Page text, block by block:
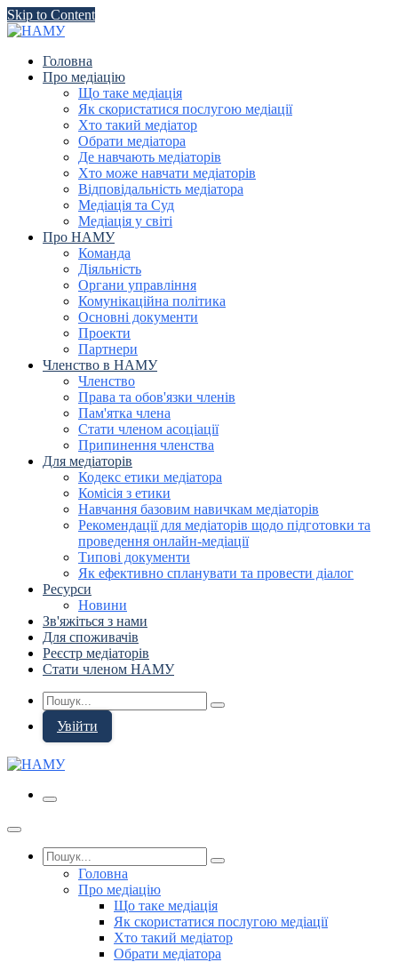
Skip to Content
Головна
Про медіацію
Що таке медіація
Як скористатися послугою медіації
Хто такий медіатор
Обрати медіатора
Де навчають медіаторів
Хто може навчати медіаторів
Відповідальність медіатора
Медіація та Суд
Медіація у світі
Про НАМУ
Команда
Діяльність
Органи управління
Комунікаційна політика
Основні документи
Проекти
Партнери
Членство в НАМУ
Членство
Права та обов'язки членів
Пам'ятка члена
Стати членом асоціації
Припинення членства
Для медіаторів
Кодекс етики медіатора
Комісія з етики
Навчання базовим навичкам медіаторів
Рекомендації для медіаторів щодо підготовки та
проведення онлайн-медіації
Типові документи
Як ефективно спланувати та провести діалог
Ресурси
Новини
Зв'яжіться з нами
Для споживачів
Реєстр медіаторів
Стати членом НАМУ
Увійти
Головна
Про медіацію
Що таке медіація
Як скористатися послугою медіації
Хто такий медіатор
Обрати медіатора